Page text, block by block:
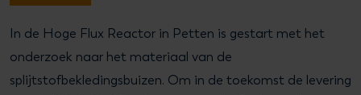
In de Hoge Flux Reactor in Petten is gestart met het
onderzoek naar het materiaal van de
splijtstofbekledingsbuizen. Om in de toekomst de levering